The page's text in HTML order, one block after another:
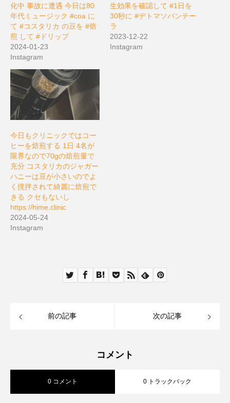
化中 事故に遭遇 今日は80
年代ミュージック #coa に
て #コスタリカ の豆を #焙
煎 して #ドリップ
2024-01-23
Instagram
生効果を確認して #1日を
30秒に #デトマソパンテー
ラ
2023-12-22
Instagram
今日もクリニックではコー
ヒーを焙煎する 1日 4名が
限界なので70gの焙煎量で
充分 コスタリカのジャガー
ハニーは豆が小さいのでよ
く撹拌されて綺麗に焙煎で
きる クセもないし
https://hime.clinic
2024-05-24
Instagram
前の記事 次の記事
コメント
0 コメント 0 トラックバック